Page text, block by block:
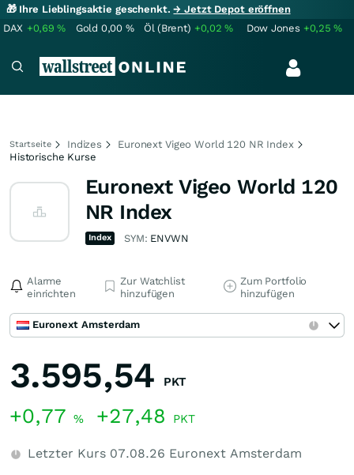
🎁 Ihre Lieblingsaktie geschenkt.→ Jetzt Depot eröffnen
DAX +0,69% Gold 0,00 % Öl (Brent) +0,02% Dow Jones +0,25%
Startseite Indizes
Euronext Vigeo World 120 NR Index
Historische Kurse
Euronext Vigeo World 120
NR Index
Index SYM: ENVWN
Alarme
einrichten
Zur Watchlist
hinzufügen
Zum Portfolio
hinzufügen
Euronext Amsterdam
3.595,54 PKT
+0,77 % +27,48 PKT
Letzter Kurs 07.08.26 Euronext Amsterdam